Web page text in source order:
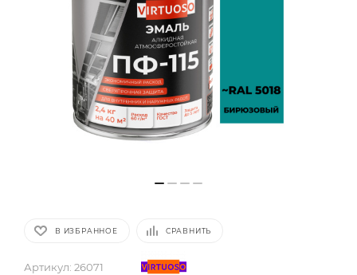
В ИЗБРАННОЕ СРАВНИТЬ
Артикул: 26071